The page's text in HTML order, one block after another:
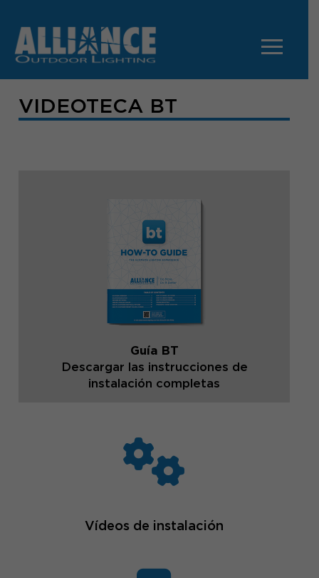
VIDEOTECA BT
Guía BT
Descargar las instrucciones de
instalación completas
Vídeos de instalación